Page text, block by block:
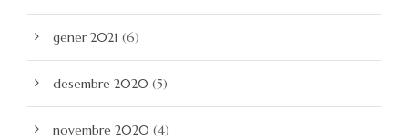
gener 2021 (6)
desembre 2020 (5)
novembre 2020 (4)